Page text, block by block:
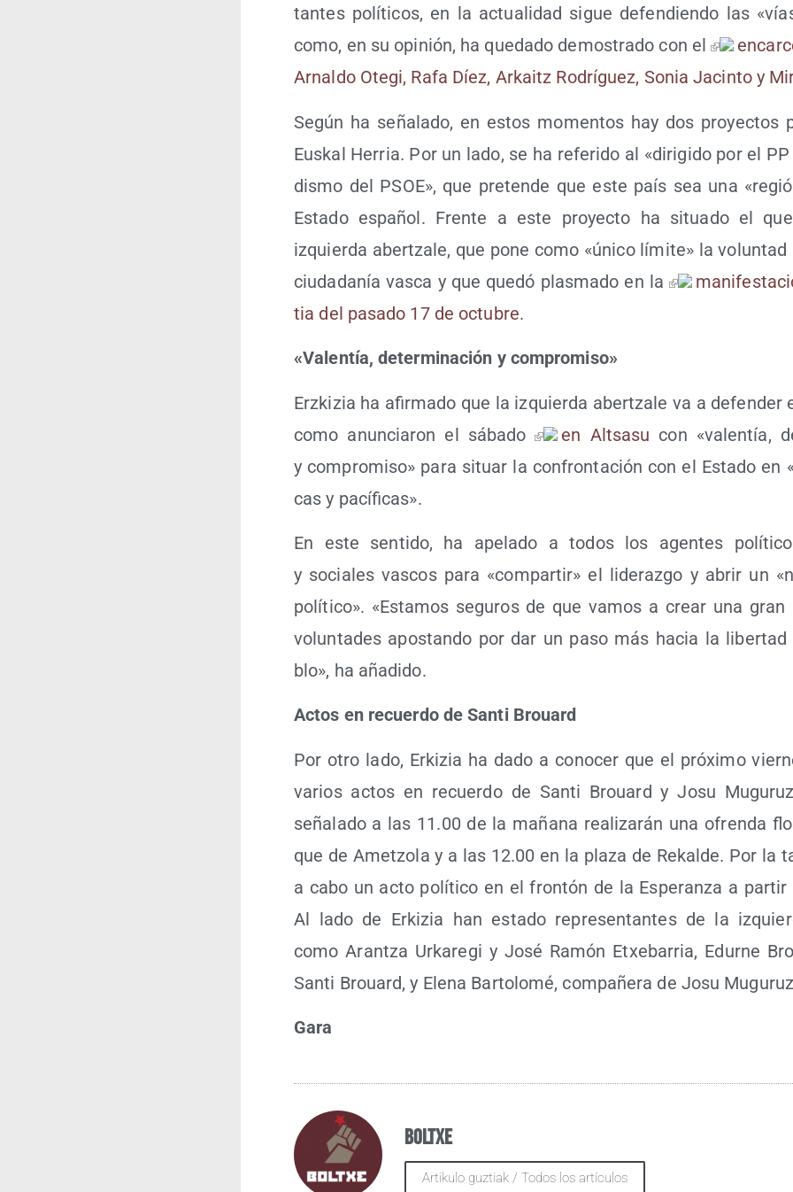
tan­tes polí­ti­cos, en la actua­li­dad sigue defen­dien­do las
como, en su opi­nión, ha que­da­do demos­tra­do con el
Arnal­do Ote­gi, Rafa Díez, Arkaitz Rodrí­guez, Sonia Jacin­to y
Según ha seña­la­do, en estos momen­tos hay dos pro­yec­tos
Eus­kal Herria. Por un lado, se ha refe­ri­do al «diri­gi­do por el
dis­mo del PSOE», que pre­ten­de que este país sea una
Esta­do espa­ñol. Fren­te a este pro­yec­to ha situa­do el
izquier­da aber­tza­le, que pone como «úni­co lími­te» la volun­tad
ciu­da­da­nía vas­ca y que que­dó plas­ma­do en la
tia del pasa­do 17 de octu­bre.
«Valen­tía, deter­mi­na­ción y compromiso»
Erz­ki­zia ha afir­ma­do que la izquier­da aber­tza­le va a defen­der
como anun­cia­ron el sába­do
en Altsa­su con «valen­tía,
y com­pro­mi­so» para situar la con­fron­ta­ción con el Esta­do en
cas y pacíficas».
En este sen­ti­do, ha ape­la­do a todos los agen­tes
y socia­les vas­cos para «com­par­tir» el lide­raz­go y abrir un
polí­ti­co». «Esta­mos segu­ros de que vamos a crear una
volun­ta­des apos­tan­do por dar un paso más hacia la
blo», ha añadido.
Actos en recuer­do de San­ti Brouard
Por otro lado, Erki­zia ha dado a cono­cer que el pró­xi­mo
varios actos en recuer­do de San­ti Brouard y Josu
seña­la­do a las 11.00 de la maña­na rea­li­za­rán una ofren­da
que de Ametzo­la y a las 12.00 en la pla­za de Rekal­de. Por la
a cabo un acto polí­ti­co en el fron­tón de la Espe­ran­za a par­tir
Al lado de Erki­zia han esta­do repre­sen­tan­tes de la
como Aran­tza Urka­re­gi y José Ramón Etxe­ba­rria, Edur­ne
San­ti Brouard, y Ele­na Bar­to­lo­mé, com­pa­ñe­ra de Josu
Gara
Boltxe
Artikulo guztiak / Todos los artículos